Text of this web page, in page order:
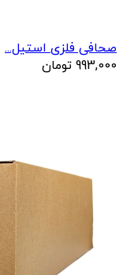
صحافی فلزی استیل...
993,000 تومان